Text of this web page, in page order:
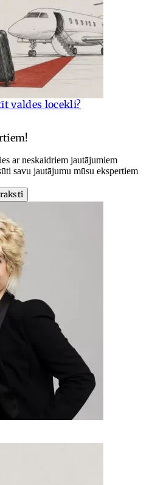
valdes locekli?
ar neskaidriem jautājumiem
savu jautājumu mūsu ekspertiem